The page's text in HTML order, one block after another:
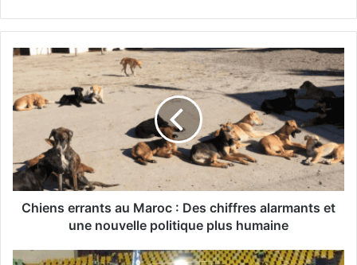
Chiens
errants
au
Maroc
chiffres
alarmants
et
une
plus
Chiens errants au Maroc : Des chiffres alarmants et
une nouvelle politique plus humaine
Le